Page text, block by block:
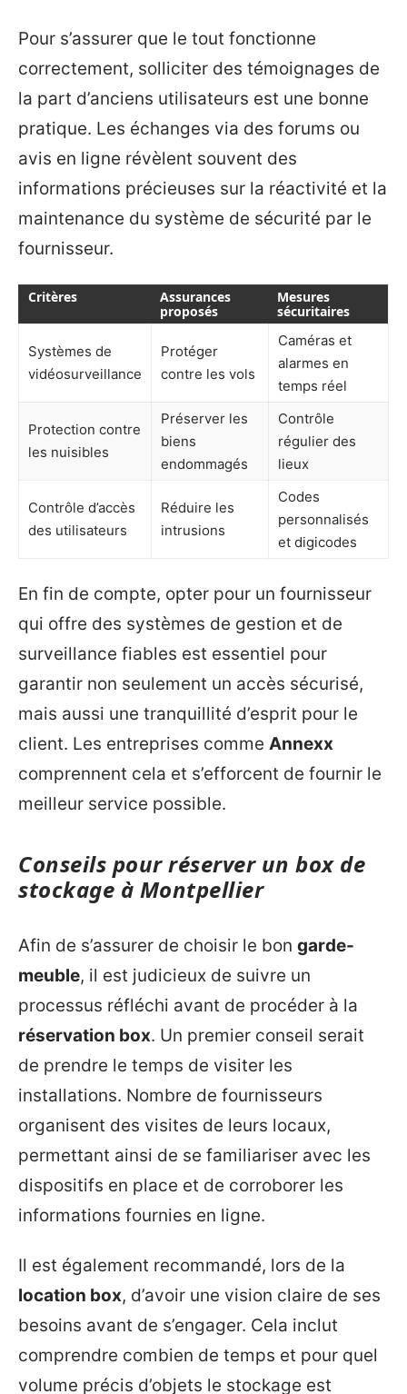
Pour s’assurer que le tout fonctionne
correctement, solliciter des témoignages de
la part d’anciens utilisateurs est une bonne
pratique. Les échanges via des forums ou
avis en ligne révèlent souvent des
informations précieuses sur la réactivité et la
maintenance du système de sécurité par le
fournisseur.
Critères
Assurances
proposés
Mesures
sécuritaires
Systèmes de
vidéosurveillance
Protéger
contre les vols
Caméras et
alarmes en
temps réel
Protection contre
les nuisibles
Préserver les
biens
endommagés
Contrôle
régulier des
lieux
Contrôle d’accès
des utilisateurs
Réduire les
intrusions
Codes
personnalisés
et digicodes
En fin de compte, opter pour un fournisseur
qui offre des systèmes de gestion et de
surveillance fiables est essentiel pour
garantir non seulement un accès sécurisé,
mais aussi une tranquillité d’esprit pour le
client. Les entreprises comme Annexx
comprennent cela et s’efforcent de fournir le
meilleur service possible.
Conseils pour réserver un box de
stockage à Montpellier
Afin de s’assurer de choisir le bon garde-
meuble, il est judicieux de suivre un
processus réfléchi avant de procéder à la
réservation box. Un premier conseil serait
de prendre le temps de visiter les
installations. Nombre de fournisseurs
organisent des visites de leurs locaux,
permettant ainsi de se familiariser avec les
dispositifs en place et de corroborer les
informations fournies en ligne.
Il est également recommandé, lors de la
location box, d’avoir une vision claire de ses
besoins avant de s’engager. Cela inclut
comprendre combien de temps et pour quel
volume précis d’objets le stockage est